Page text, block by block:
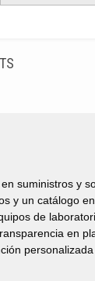
suministros y
y un catálogo
de
en